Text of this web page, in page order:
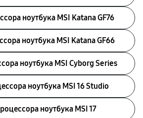
ноутбука MSI Katana GF76
ноутбука MSI Katana GF66
ноутбука MSI Cyborg Series
ноутбука MSI 16 Studio
ноутбука MSI 17